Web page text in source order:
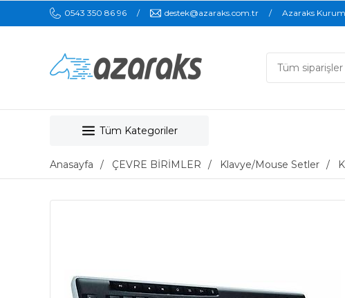
0543 350 86 96 destek@azaraks.com.tr Azaraks
Tüm Kategoriler
Anasayfa ÇEVRE BİRİMLER Klavye/Mouse Setler